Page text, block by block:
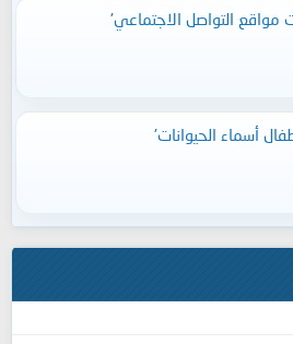
مواقع التواصل الاجتماعي'
أسماء الحيوانات'